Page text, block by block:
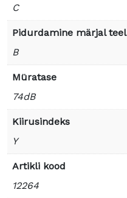
C
Pidurdamine märjal teel
B
Müratase
74dB
Kiirusindeks
Y
Artikli kood
12264